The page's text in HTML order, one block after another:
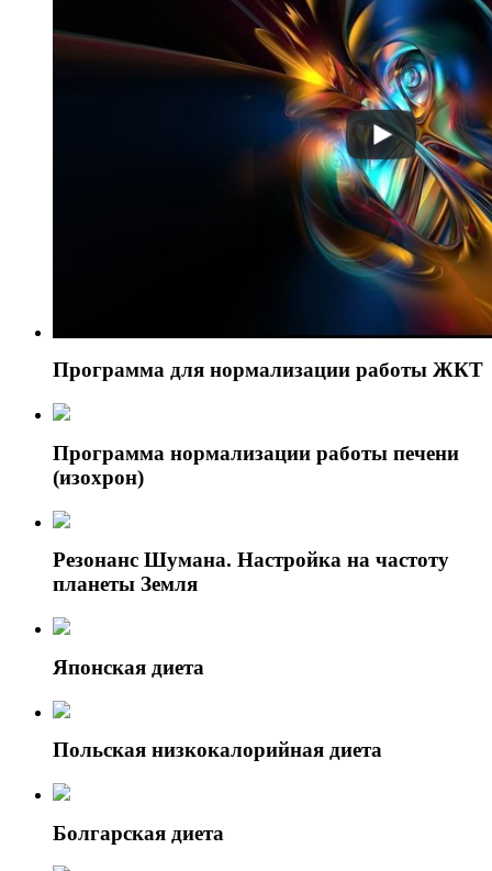
Программа для нормализации работы ЖКТ
Программа нормализации работы печени
(изохрон)
Резонанс Шумана. Настройка на частоту
планеты Земля
Японская диета
Польская низкокалорийная диета
Болгарская диета